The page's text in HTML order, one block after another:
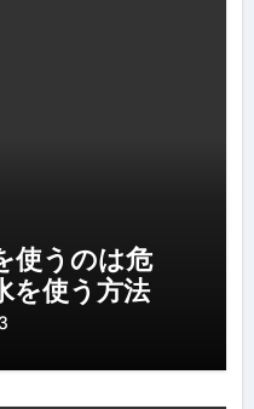
使うのは危
を使う方法